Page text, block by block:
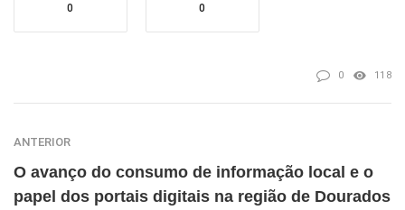
0 0
0 118
ANTERIOR
O avanço do consumo de informação local e o
papel dos portais digitais na região de Dourados